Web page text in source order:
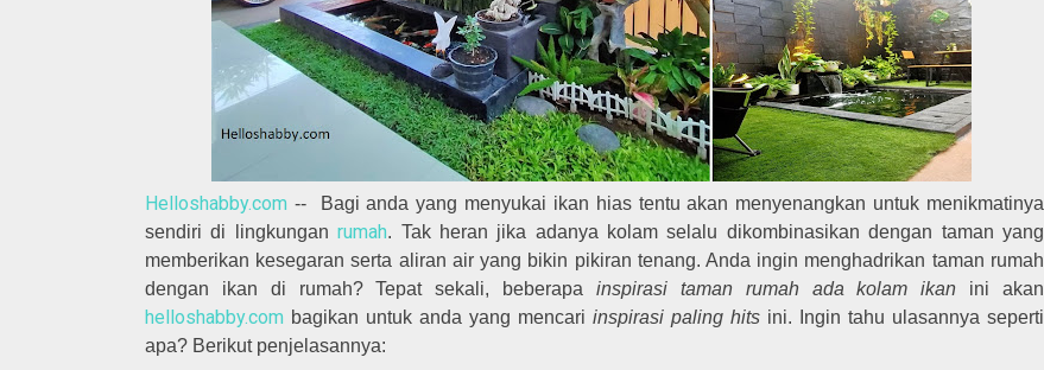
Helloshabby.com -- Bagi anda yang menyukai ikan hias tentu akan menyenangkan untuk menikmatinya
sendiri di lingkunganrumah. Tak heran jika adanya kolam selalu dikombinasikan dengan taman yang
memberikan kesegaran serta aliran air yang bikin pikiran tenang. Anda ingin menghadrikan taman rumah
dengan ikan di rumah? Tepat sekali, beberapa inspirasi taman rumah ada kolam ikan ini akan
helloshabby.com bagikan untuk anda yang mencari inspirasi paling hitsini. Ingin tahu ulasannya seperti
apa? Berikut penjelasannya: